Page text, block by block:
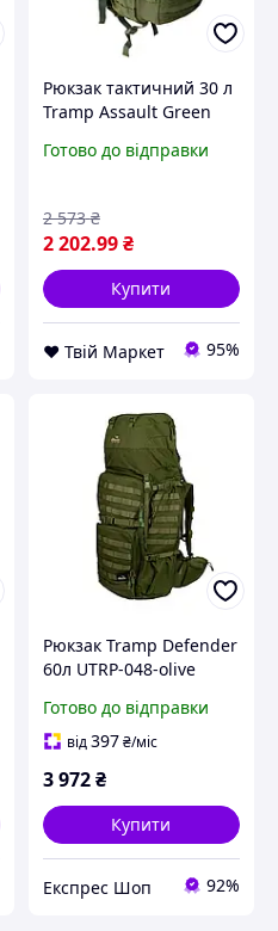
Рюкзак тактичний 30 л
Tramp Assault Green
Готово до відправки
2 202.99₴
2 573 ₴
Купити
❤️ Твій Маркет 95%
Рюкзак Tramp Defender
60л UTRP-048-olive
и активного відпочинку
на 60 литров
Готово до відправки
від397₴/міс
3 972₴
Купити
Експрес Шоп 92%